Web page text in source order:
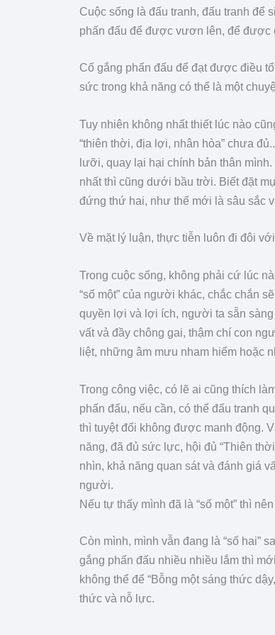
Cuộc sống là đấu tranh, đấu tranh để
phấn đấu để được vươn lên, để được
Cố gắng phấn đấu để đạt được điều
sức trong khả năng có thể là một
Tuy nhiên không nhất thiết lúc nào
“thiên thời, địa lợi, nhân hòa” chưa
lưỡi, quay lại hại chính bản thân
nhất thì cũng dưới bầu trời. Biết đặt
đứng thứ hai, như thế mới là sâu sắc
Về mặt lý luận, thực tiễn luôn đi đôi
Trong cuộc sống, không phải cứ lúc
“số một” của người khác, chắc chắn
quyền lợi và lợi ích, người ta sẵn
vất vả đầy chông gai, thậm chí con
liệt, những âm mưu nham hiểm hoặc
Trong công việc, có lẽ ai cũng thích
phấn đấu, nếu cần, có thể đấu tranh
thì tuyệt đối không được manh động.
năng, đã đủ sức lực, hội đủ “Thiên
nhìn, khả năng quan sát và đánh giá
người.
Nếu tự thấy mình đã là “số một” thì
Còn mình, mình vẫn đang là “số hai”
gắng phấn đấu nhiều nhiều lắm thì
không thể để “Bỗng một sáng thức
thức và nỗ lực.